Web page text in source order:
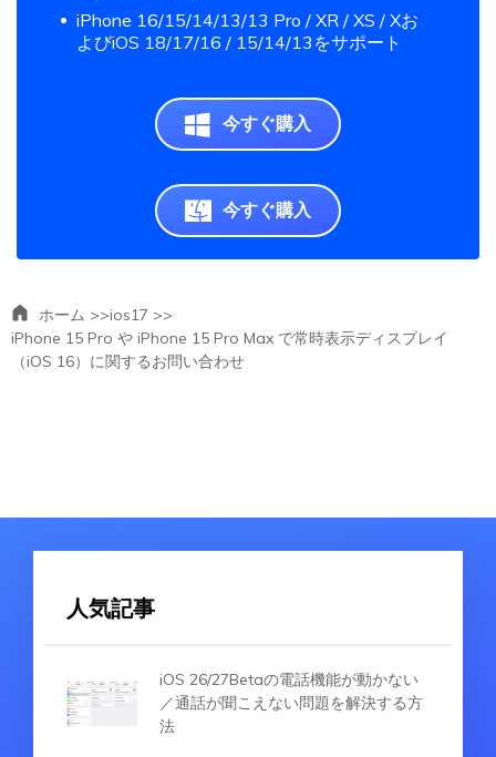
iPhone 16/15/14/13/13 Pro / XR / XS / Xお
よびiOS 18/17/16 / 15/14/13をサポート
今すぐ購入
今すぐ購入
ホーム >>ios17 >>
iPhone 15 Pro や iPhone 15 Pro Max で常時表示ディスプレイ
（iOS 16）に関するお問い合わせ
人気記事
iOS 26/27Betaの電話機能が動かない
／通話が聞こえない問題を解決する方
法